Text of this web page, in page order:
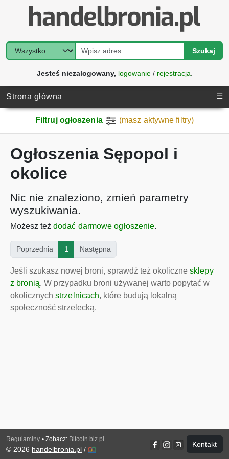
Szukaj
Jesteś niezalogowany, logowanie/ rejestracja
Strona główna ☰
Filtruj ogłoszenia (masz aktywne filtry)
Ogłoszenia Sępopol i
okolice
Nic nie znaleziono, zmień parametry
wyszukiwania.
Możesz też dodać darmowe ogłoszenie.
Poprzednia 1 (current)
Następna
Jeśli szukasz nowej broni, sprawdź też okoliczne sklepy
z bronią. W przypadku broni używanej warto popytać w
okolicznych strzelnicach, które budują lokalną
społeczność strzelecką.
Regulaminy • Zobacz: Bitcoin.biz.pl
© 2026 handelbronia.pl /
Kontakt